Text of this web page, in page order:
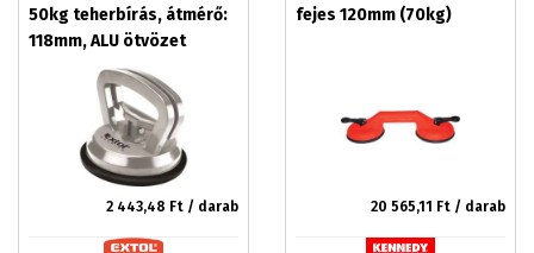
50kg teherbírás, átmérő:
118mm, ALU ötvözet
EXTOL PREMIUM
2 443,48 Ft / darab
fejes 120mm (70kg)
20 565,11 Ft / darab